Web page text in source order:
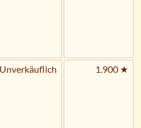
Unverkäuflich 1.900 ★